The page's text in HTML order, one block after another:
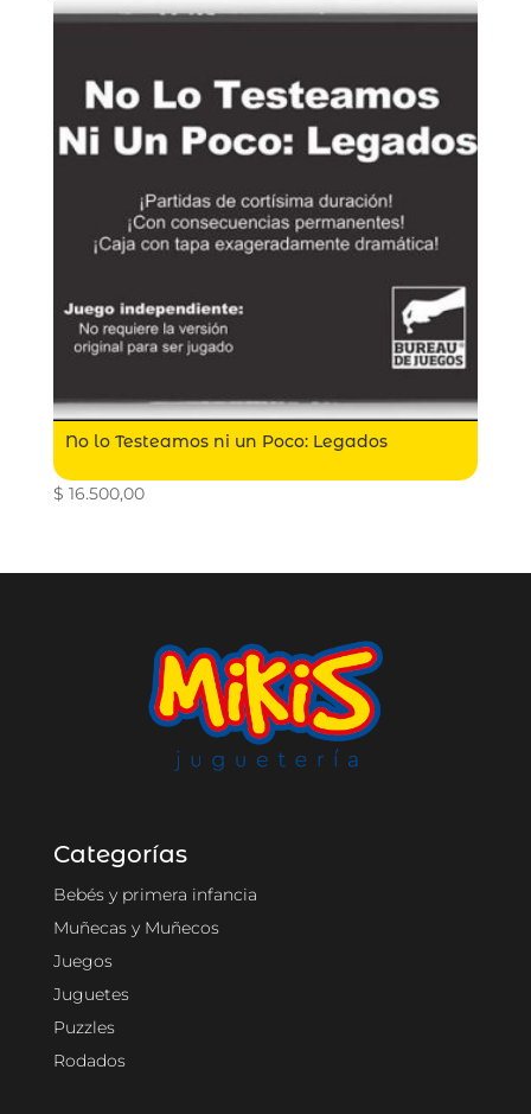
No lo Testeamos ni un Poco: Legados
$ 16.500,00
Categorías
Bebés y primera infancia
Muñecas y Muñecos
Juegos
Juguetes
Puzzles
Rodados